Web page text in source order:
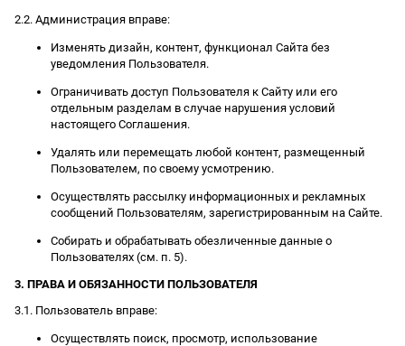
2.2. Администрация вправе:
Изменять дизайн, контент, функционал Сайта без
уведомления Пользователя.
Ограничивать доступ Пользователя к Сайту или его
отдельным разделам в случае нарушения условий
настоящего Соглашения.
Удалять или перемещать любой контент, размещенный
Пользователем, по своему усмотрению.
Осуществлять рассылку информационных и рекламных
сообщений Пользователям, зарегистрированным на Сайте.
Собирать и обрабатывать обезличенные данные о
Пользователях (см. п. 5).
3. ПРАВА И ОБЯЗАННОСТИ ПОЛЬЗОВАТЕЛЯ
3.1. Пользователь вправе:
Осуществлять поиск, просмотр, использование